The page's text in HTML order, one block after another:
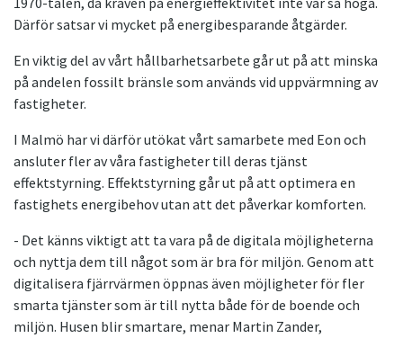
Därför satsar vi mycket på energibesparande åtgärder.
En viktig del av vårt hållbarhetsarbete går ut på att minska
på andelen fossilt bränsle som används vid uppvärmning av
fastigheter.
I Malmö har vi därför utökat vårt samarbete med Eon och
ansluter fler av våra fastigheter till deras tjänst
effektstyrning. Effektstyrning går ut på att optimera en
fastighets energibehov utan att det påverkar komforten.
- Det känns viktigt att ta vara på de digitala möjligheterna
och nyttja dem till något som är bra för miljön. Genom att
digitalisera fjärrvärmen öppnas även möjligheter för fler
smarta tjänster som är till nytta både för de boende och
miljön. Husen blir smartare, menar Martin Zander,